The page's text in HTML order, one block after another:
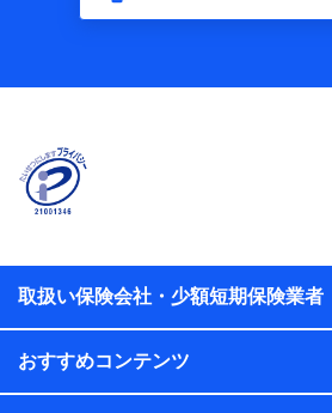
【共同して利用する者の範囲】
株式会社NTTドコモ
当社又は株式会社NTTドコモが提供す
おけるユーザ登録受付および管理のため
当社又は株式会社NTTドコモと取引の
れらに付帯、関連する当社、株式会
会社のサービスを案内、提供するため
析して、お客さまの趣味・嗜好・傾向
取扱い保険会社・少額短期保険業者
おすすめコンテンツ